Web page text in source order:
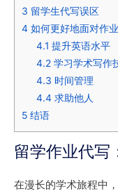
3 留学生代写误区
4 如何更好地面对作
4.1 提升英语水平
4.2学习学术写作
4.3 时间管理
4.4 求助他人
5 结语
留学作业代写
在漫长的学术旅程中